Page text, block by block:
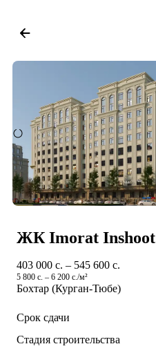
ЖК Imorat Inshoot
403 000 c. – 545 600 c.
5 800 c. – 6 200 c./м²
Бохтар (Курган-Тюбе)
Срок сдачи
Стадия строительства